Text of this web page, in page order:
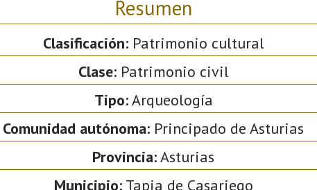
Resumen
Clasificación:Patrimonio cultural
Clase:Patrimonio civil
Tipo:Arqueología
Comunidad autónoma: Principado de Asturias
Provincia:Asturias
Municipio:Tapia de Casariego